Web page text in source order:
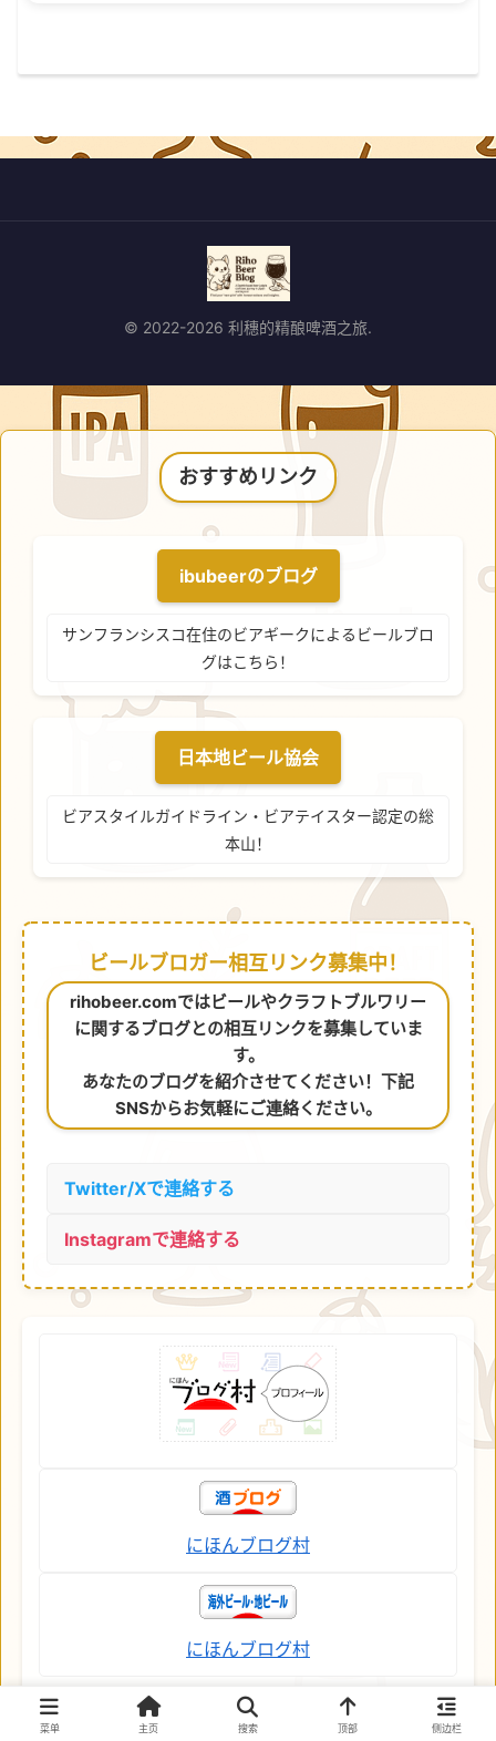
© 2022-2026 利穗的精酿啤酒之旅.
菜单 主页 搜索 顶部 侧边栏
おすすめリンク
ibubeerのブログ
サンフランシスコ在住のビアギークによるビールブロ
グはこちら！
日本地ビール協会
ビアスタイルガイドライン・ビアテイスター認定の総
本山！
ビールブロガー相互リンク募集中！
rihobeer.comではビールやクラフトブルワリー
に関するブログとの相互リンクを募集していま
す。
あなたのブログを紹介させてください！下記
SNSからお気軽にご連絡ください。
Twitter/Xで連絡する
Instagramで連絡する
にほんブログ村
にほんブログ村